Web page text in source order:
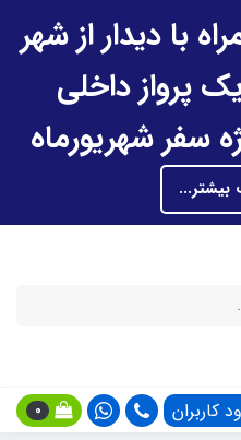
با دیدار از شهر
پرواز داخلی
سفر شهریورماه
بیشتر...
کاربران 0